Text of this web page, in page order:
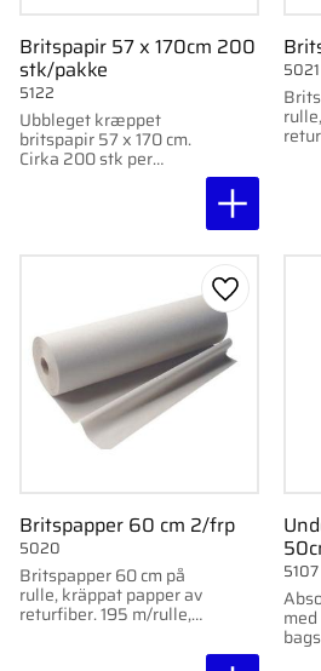
Britspapir 57 x 170cm 200
stk/pakke
Ubbleget kræppet
britspapir 57 x 170 cm.
Cirka 200 stk per
5122
5021
Britspapper 60 cm 2/frp
Britspapper 60 cm på
rulle, kräppat papper av
returfiber. 195 m/rulle,
5020
Gem som
5107